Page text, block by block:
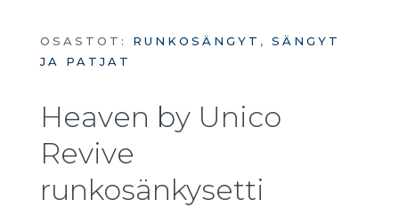
OSASTOT: RUNKOSÄNGYT , SÄNGYT
JA PATJAT
Heaven by Unico
Revive
runkosänkysetti